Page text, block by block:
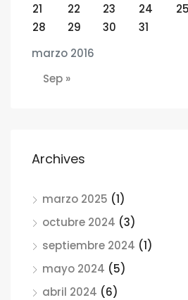
marzo 2016
21
22 23 24 25
28
29 30 31
Sep »
Archives
marzo 2025 (1)
octubre 2024 (3)
septiembre 2024 (1)
mayo 2024 (5)
abril 2024 (6)